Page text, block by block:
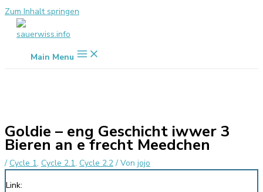
Zum Inhalt springen
Main Menu
Goldie – eng Geschicht iwwer 3
Bieren an e frecht Meedchen
/ Cycle 1, Cycle 2.1, Cycle 2.2 / Von jojo
Link: